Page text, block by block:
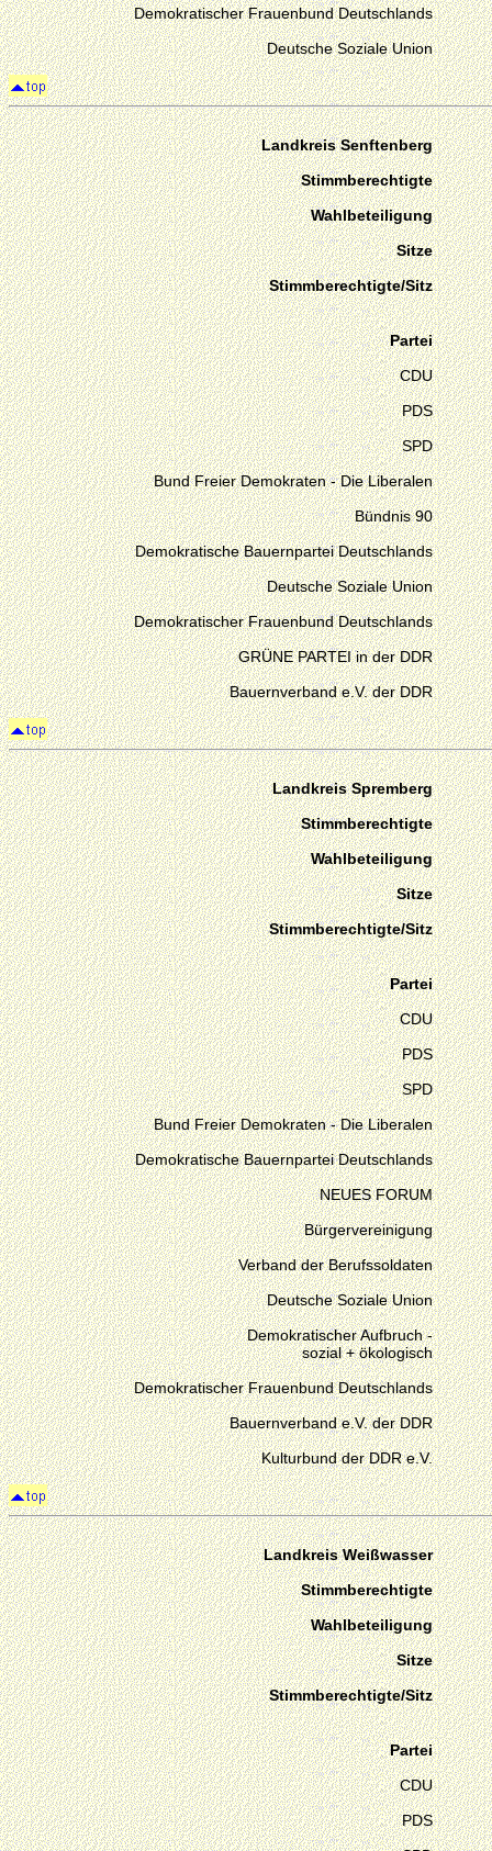
Demokratischer Frauenbund Deutschlands
Deutsche Soziale Union
Landkreis Senftenberg
Stimmberechtigte
Wahlbeteiligung
Sitze
Stimmberechtigte/Sitz
Partei
CDU
PDS
SPD
Bund Freier Demokraten - Die Liberalen
Bündnis 90
Demokratische Bauernpartei Deutschlands
Deutsche Soziale Union
Demokratischer Frauenbund Deutschlands
GRÜNE PARTEI in der DDR
Bauernverband e.V. der DDR
Landkreis Spremberg
Stimmberechtigte
Wahlbeteiligung
Sitze
Stimmberechtigte/Sitz
Partei
CDU
PDS
SPD
Bund Freier Demokraten - Die Liberalen
Demokratische Bauernpartei Deutschlands
NEUES FORUM
Bürgervereinigung
Verband der Berufssoldaten
Deutsche Soziale Union
Demokratischer Aufbruch -
sozial + ökologisch
Demokratischer Frauenbund Deutschlands
Bauernverband e.V. der DDR
Kulturbund der DDR e.V.
Landkreis Weißwasser
Stimmberechtigte
Wahlbeteiligung
Sitze
Stimmberechtigte/Sitz
Partei
CDU
PDS